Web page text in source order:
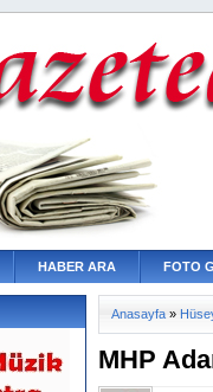
HABER ARA FOTO
Anasayfa »
MHP